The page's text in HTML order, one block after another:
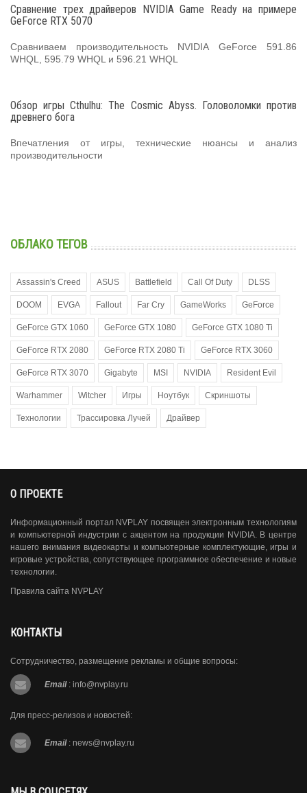
Сравнение трех драйверов NVIDIA Game Ready на примере
GeForce RTX 5070
Сравниваем производительность NVIDIA GeForce 591.86
WHQL, 595.79 WHQL и 596.21 WHQL
Обзор игры Cthulhu: The Cosmic Abyss. Головоломки против
древнего бога
Впечатления от игры, технические нюансы и анализ
производительности
ОБЛАКО ТЕГОВ
Assassin's Creed ASUS Battlefield Call Of Duty DLSS
DOOM EVGA Fallout Far Cry GameWorks GeForce
GeForce GTX 1060 GeForce GTX 1080 GeForce GTX 1080 Ti
GeForce RTX 2080 GeForce RTX 2080 Ti GeForce RTX 3060
GeForce RTX 3070 Gigabyte MSI NVIDIA Resident Evil
Warhammer Witcher Игры Ноутбук Скриншоты
Технологии Трассировка Лучей Драйвер
О ПРОЕКТЕ
Информационный портал NVPLAY посвящен электронным технологиям
и компьютерной индустрии с акцентом на продукции NVIDIA. В центре
нашего внимания видеокарты и компьютерные комплектующие, игры и
игровые устройства, сопутствующее программное обеспечение и новые
технологии.
Правила сайта NVPLAY
КОНТАКТЫ
Сотрудничество, размещение рекламы и общие вопросы:
Email : info@nvplay.ru
Для пресс-релизов и новостей:
Email : news@nvplay.ru